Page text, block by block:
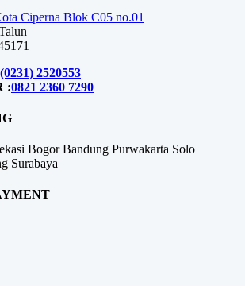
Ciperna Blok C05 no.01
(0231) 2520553
:0821 2360 7290
BogorBandung Purwakarta Solo
Surabaya